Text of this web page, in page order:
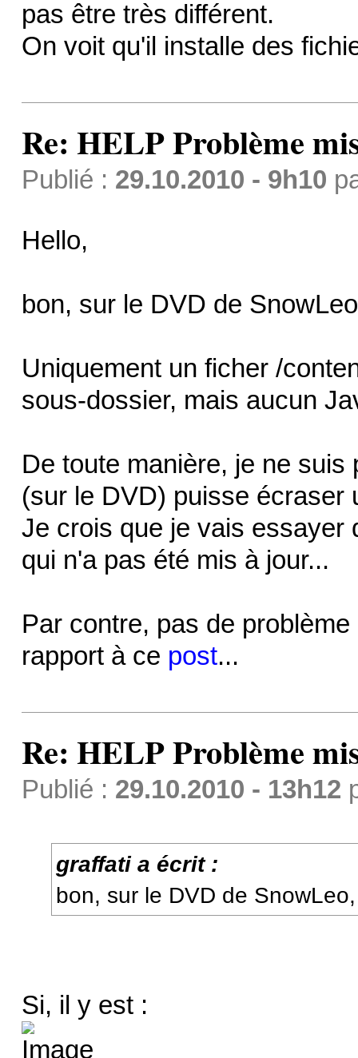
pas être très différent.
On voit qu'il installe des
Re: HELP Problème
Publié : 29.10.2010 - 9h10
Hello,
bon, sur le DVD de
Uniquement un ficher /
sous-dossier, mais aucun
De toute manière, je ne
(sur le DVD) puisse écraser
Je crois que je vais essayer
qui n'a pas été mis à jour...
Par contre, pas de
rapport à ce post...
Re: HELP Problème
Publié : 29.10.2010 - 13h12
graffati a écrit :
bon, sur le DVD de
Si, il y est :